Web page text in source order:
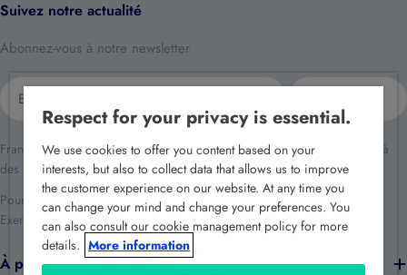
Suivez notre actualité
Abonnez-vous à notre newsletter
mail
France Sécurité traite vos données dans le cadre de la relation client et à
des fins de prospection commerciale.
Pour en savoir plus reportez-vous à notre
politique de confidentialité
Exercez vos droits en écrivant àrgpd@france-securite.fr .
À propos de nous
Respect for your privacy is essential.
We use cookies to offer you content based on your
interests, but also to collect data that allows us to improve
the customer experience on our website. At any time you
can change your mind and change your preferences. You
can also consult our cookie management policy for more
details. More information